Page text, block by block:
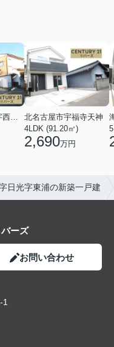
海部郡大治町大字西條字北屋敷
北名古屋市宇福寺天神
4LDK (91.20㎡)
2,690万円
日光字東浦の新築一戸建
ーズ
お問い合わせ